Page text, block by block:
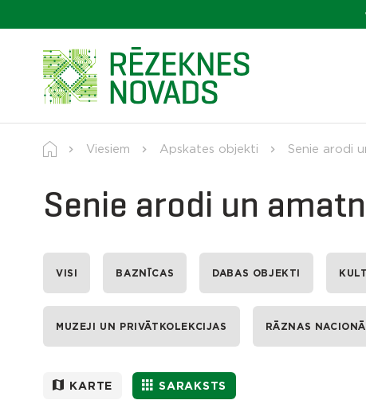
Viesiem Apskates objekti Senie arodi
Senie arodi un
VISI BAZNĪCAS DABAS OBJEKTI
MUZEJI UN PRIVĀTKOLEKCIJAS RĀZNAS
KARTE SARAKSTS